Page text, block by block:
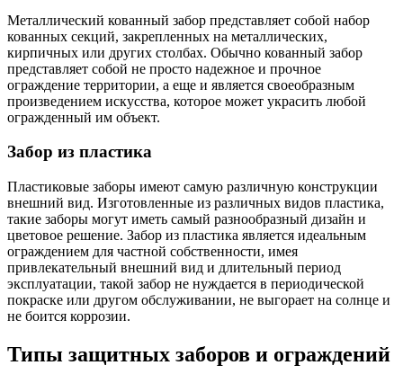
Металлический кованный забор представляет собой набор
кованных секций, закрепленных на металлических,
кирпичных или других столбах. Обычно кованный забор
представляет собой не просто надежное и прочное
ограждение территории, а еще и является своеобразным
произведением искусства, которое может украсить любой
огражденный им объект.
Забор из пластика
Пластиковые заборы имеют самую различную конструкции
внешний вид. Изготовленные из различных видов пластика,
такие заборы могут иметь самый разнообразный дизайн и
цветовое решение. Забор из пластика является идеальным
ограждением для частной собственности, имея
привлекательный внешний вид и длительный период
эксплуатации, такой забор не нуждается в периодической
покраске или другом обслуживании, не выгорает на солнце и
не боится коррозии.
Типы защитных заборов и ограждений